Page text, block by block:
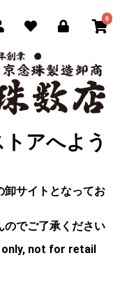
0
アへよう
卸サイトとなってお
のでご了承ください
not for retail